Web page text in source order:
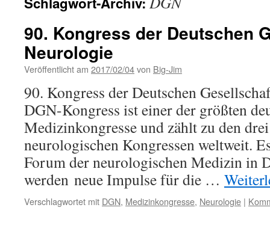
90. Kongress der Deutschen
Neurologie
Veröffentlicht am 2017/02/04von Big-Jim
90. Kongress der Deutschen
DGN-Kongress ist einer der größten
Medizinkongresse und zählt zu den
neurologischen Kongressen weltweit.
Forum der neurologischen Medizin in
werden neue Impulse für die …
Verschlagwortet mit DGN, Medizinkongresse, Neurologie |